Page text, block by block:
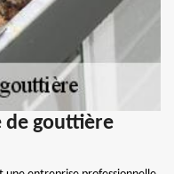
de gouttière